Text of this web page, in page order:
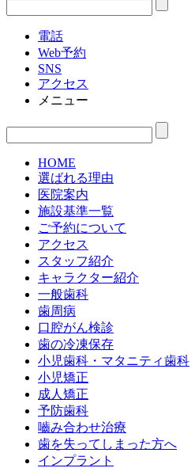
電話
Web予約
SNS
アクセス
メニュー
HOME
選ばれる理由
医院案内
施設基準一覧
ご予約について
アクセス
スタッフ紹介
キャラクター紹介
一般歯科
歯周病
口腔がん検診
歯の冷凍保存
小児歯科・マタニティ歯科
小児矯正
成人矯正
予防歯科
嚙み合わせ治療
歯を失ってしまった方へ
インプラント